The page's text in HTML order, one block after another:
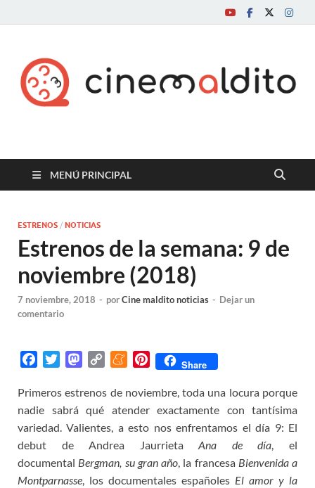
Cine maldito
MENÚ PRINCIPAL
ESTRENOS / NOTICIAS
Estrenos de la semana: 9 de
noviembre (2018)
7 noviembre, 2018 - porCine maldito noticias - Dejar un
comentario
c
e
b
o
o
k
i
t
e
r
M
s
t
o
o
p
L
i
n
k
M
n
e
a
e
P
n
e
r
e
s
Share
Primeros estrenos de noviembre, toda una locura porque
nadie sabrá qué atender exactamente con tantísima
variedad. Valientes, a esto nos enfrentamos el día 9: El
debut de Andrea JaurrietaAna de día, el
documental Bergman, su gran año, la francesa Bienvenida a
Montparnasse, los documentales españoles El amor y la